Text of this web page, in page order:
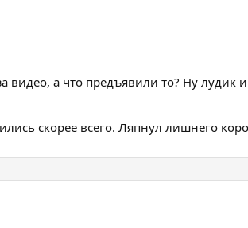
видео, а что предъявили то? Ну лудик
скорее всего. Ляпнул лишнего